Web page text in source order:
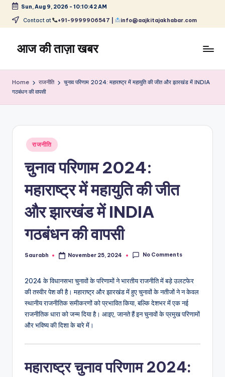
Skip
content
Sun, Aug 9, 2026 - 10:10:42 AM
Contact at +91-9999906547 | info@aajkitajakhabar.com
आज की ताज़ा खबर
ताज़ा
खेल,
और
Home राजनीति
चुनाव परिणाम 2024: महाराष्ट्र में महायुति की जीत और झारखंड में INDIA
गठबंधन की वापसी
Posted
in
राजनीति
चुनाव परिणाम 2024:
महाराष्ट्र में महायुति की जीत
और झारखंड में INDIA
गठबंधन की वापसी
Posted
Saurabh November 25, 2024 No Comments
2024 के विधानसभा चुनावों के परिणामों ने भारतीय राजनीति में बड़े उलटफेर
की तस्वीर पेश की है। महाराष्ट्र और झारखंड में हुए चुनावों के नतीजों ने न केवल
स्थानीय राजनीतिक समीकरणों को प्रभावित किया, बल्कि देशभर में एक नई
राजनीतिक धारा को जन्म दिया है। आइए, जानते हैं इन चुनावों के प्रमुख परिणामों
और भविष्य की दिशा के बारे में।
महाराष्ट्र चुनाव परिणाम 2024: